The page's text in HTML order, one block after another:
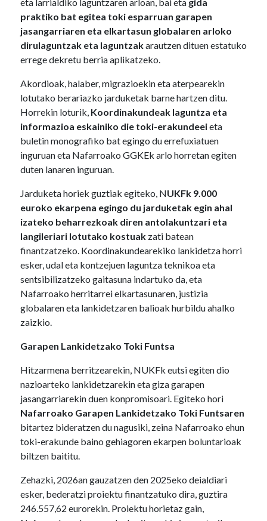
eta larrialdiko laguntzaren arloan, bai eta gida
praktiko bat egitea toki esparruan garapen
jasangarriaren eta elkartasun globalaren arloko
dirulaguntzak eta laguntzakarautzen dituen estatuko
errege dekretu berria aplikatzeko.
Akordioak, halaber, migrazioekin eta aterpearekin
lotutako berariazko jarduketak barne hartzen ditu.
Horrekin loturik, Koordinakundeak laguntza eta
informazioa eskainiko die toki-erakundeeieta
buletin monografiko bat egingo du errefuxiatuen
inguruan eta Nafarroako GGKEk arlo horretan egiten
duten lanaren inguruan.
Jarduketa horiek guztiak egiteko, NUKFk 9.000
euroko ekarpena egingo du jarduketak egin ahal
izateko beharrezkoak diren antolakuntzari eta
langileriari lotutako kostuakzati batean
finantzatzeko. Koordinakundearekiko lankidetza horri
esker, udal eta kontzejuen laguntza teknikoa eta
sentsibilizatzeko gaitasuna indartuko da, eta
Nafarroako herritarrei elkartasunaren, justizia
globalaren eta lankidetzaren balioak hurbildu ahalko
zaizkio.
Garapen Lankidetzako Toki Funtsa
Hitzarmena berritzearekin, NUKFk eutsi egiten dio
nazioarteko lankidetzarekin eta giza garapen
jasangarriarekin duen konpromisoari. Egiteko hori
Nafarroako Garapen Lankidetzako Toki Funtsaren
bitartez bideratzen du nagusiki, zeina Nafarroako ehun
toki-erakunde baino gehiagoren ekarpen boluntarioak
biltzen baititu.
Zehazki, 2026an gauzatzen den 2025eko deialdiari
esker, bederatzi proiektu finantzatuko dira, guztira
246.557,62 eurorekin. Proiektu horietaz gain,